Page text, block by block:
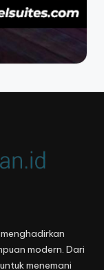
modern. Dari
menemani